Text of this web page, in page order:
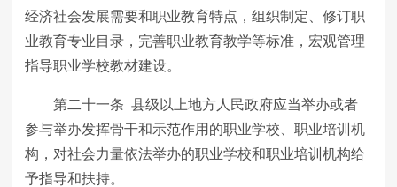
经济社会发展需要和职业教育特点，组织制定、修订职
业教育专业目录，完善职业教育教学等标准，宏观管理
指导职业学校教材建设。
第二十一条 县级以上地方人民政府应当举办或者
参与举办发挥骨干和示范作用的职业学校、职业培训机
构，对社会力量依法举办的职业学校和职业培训机构给
予指导和扶持。